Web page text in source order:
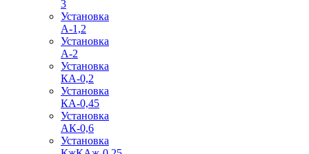
3
Установка
А-1,2
Установка
А-2
Установка
КА-0,2
Установка
КА-0,45
Установка
АК-0,6
Установка